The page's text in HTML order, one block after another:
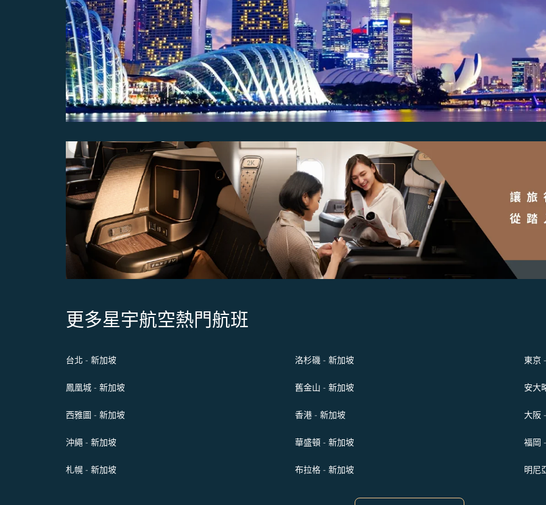
更多星宇航空熱門航班
台北 - 新加坡 洛杉磯 - 新加坡 東京
鳳凰城 - 新加坡 舊金山 - 新加坡 安大
西雅圖 - 新加坡 香港 - 新加坡 大阪
沖繩 - 新加坡 華盛頓 - 新加坡 福岡
札幌 - 新加坡 布拉格 - 新加坡 明尼